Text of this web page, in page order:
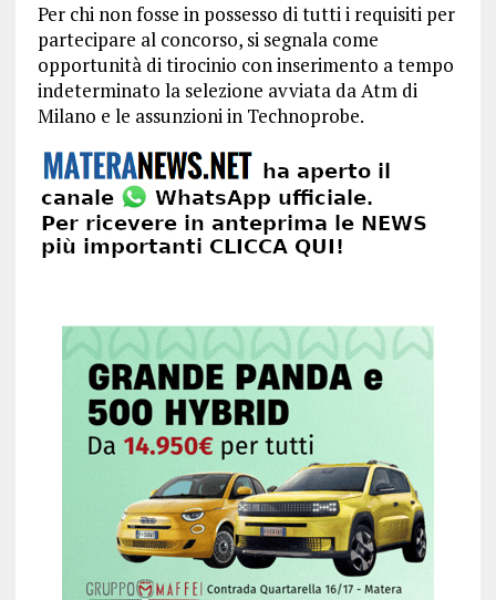
Per chi non fosse in possesso di tutti i requisiti per
partecipare al concorso, si segnala come
opportunità di tirocinio con inserimento a tempo
indeterminato la selezione avviata da Atm di
Milano e le assunzioni in Technoprobe.